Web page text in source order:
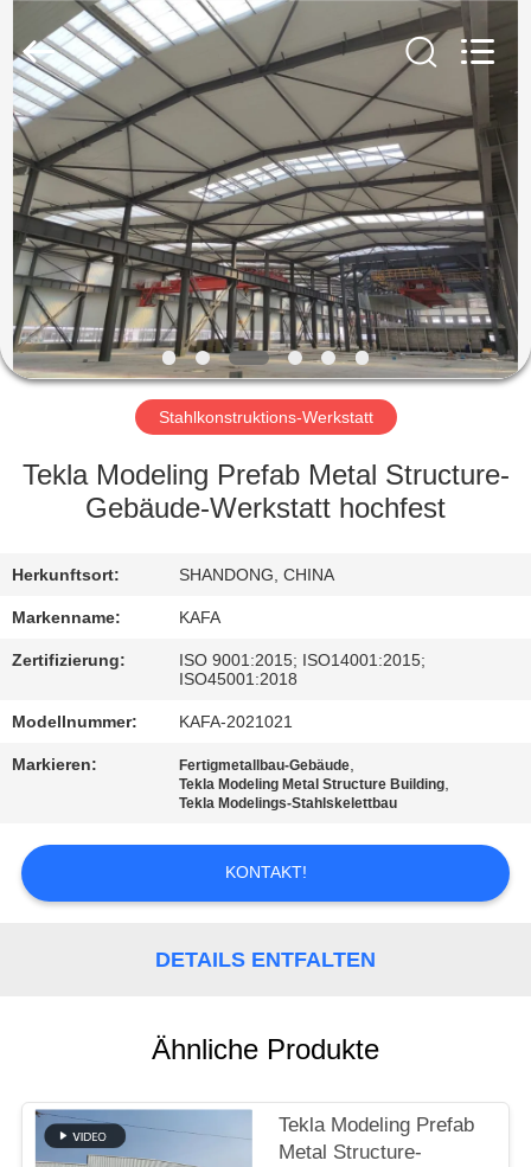
ZU
HAUSE
PRODUKTE
VIDEOS
VR
ÜBER
WERKSBESICHTIGUNG
QUALITÄTSKONTROLLE
KONTAKT
NEUIGKEITEN
FÄLLE
DATENSCHUTZRICHTLINIE
Rights
Reserved.
Stahlkonstruktions-Werkstatt
Tekla Modeling Prefab Metal Structure-
Gebäude-Werkstatt hochfest
Herkunftsort: SHANDONG, CHINA
Markenname: KAFA
Zertifizierung:
ISO 9001:2015; ISO14001:2015;
ISO45001:2018
Modellnummer: KAFA-2021021
Markieren: Fertigmetallbau-Gebäude,
Tekla Modeling Metal Structure Building,
Tekla Modelings-Stahlskelettbau
KONTAKT!
DETAILS ENTFALTEN
Ähnliche Produkte
Tekla Modeling Prefab
Metal Structure-